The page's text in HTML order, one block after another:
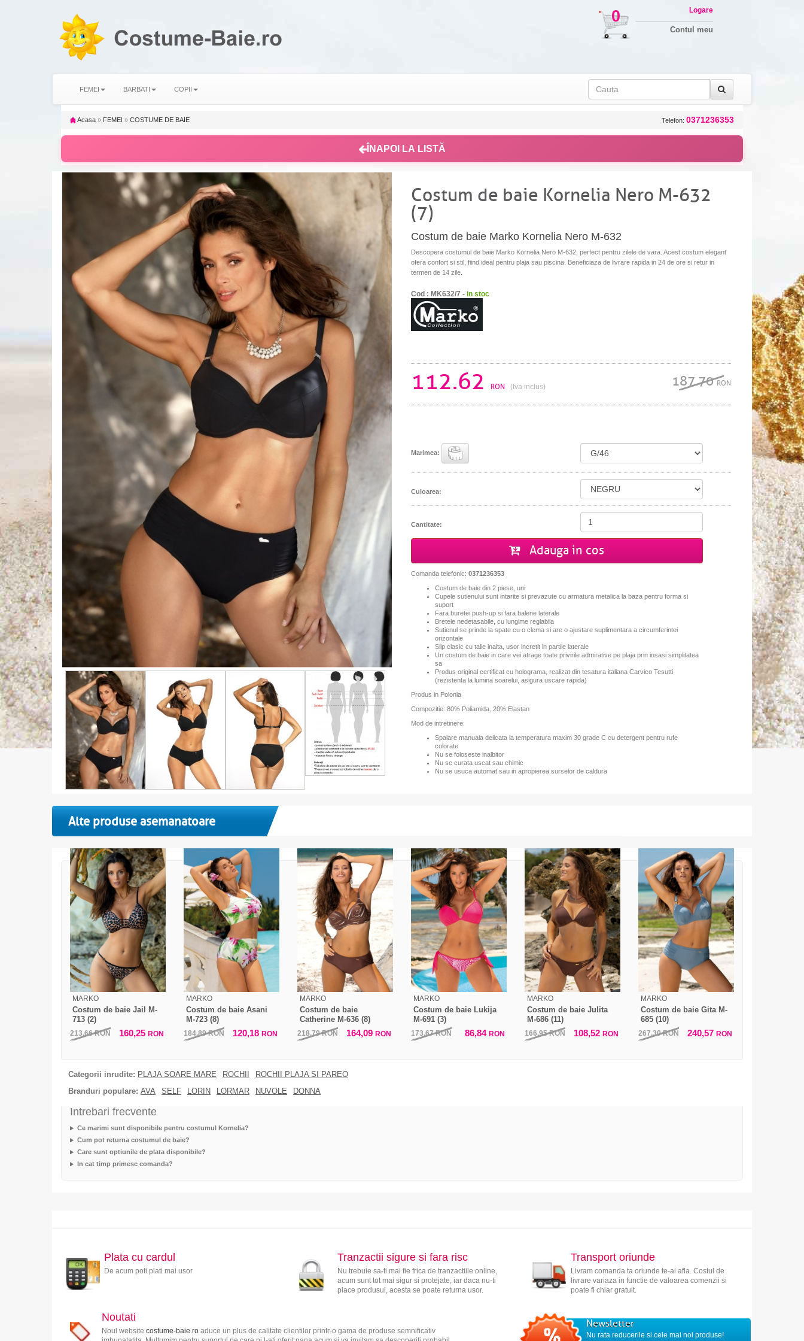
0 Logare
Contul meu
FEMEI BARBATI COPII
Acasa » FEMEI » COSTUME DE BAIE Telefon: 0371236353
ÎNAPOI LA LISTĂ
Costum de baie Kornelia Nero M-632
(7)
Costum de baie Marko Kornelia Nero M-632
Descopera costumul de baie Marko Kornelia Nero M-632, perfect pentru zilele de vara. Acest costum elegant
ofera confort si stil, fiind ideal pentru plaja sau piscina. Beneficiaza de livrare rapida in 24 de ore si retur in
termen de 14 zile.
Cod : MK632/7 - in stoc
112.62 RON (tva inclus) 187.70RON
Marimea:
Culoarea:
Cantitate:
Adauga in cos
Comanda telefonic: 0371236353
Costum de baie din 2 piese, uni
Cupele sutienului sunt intarite si prevazute cu armatura metalica la baza pentru forma si
suport
Fara buretei push-up si fara balene laterale
Bretele nedetasabile, cu lungime reglabila
Sutienul se prinde la spate cu o clema si are o ajustare suplimentara a circumferintei
orizontale
Slip clasic cu talie inalta, usor incretit in partile laterale
Un costum de baie in care vei atrage toate privirile admirative pe plaja prin insasi simplitatea
sa
Produs original certificat cu holograma, realizat din tesatura italiana Carvico Tesutti
(rezistenta la lumina soarelui, asigura uscare rapida)
Produs in Polonia
Compozitie: 80% Poliamida, 20% Elastan
Mod de intretinere:
Spalare manuala delicata la temperatura maxim 30 grade C cu detergent pentru rufe
colorate
Nu se foloseste inalbitor
Nu se curata uscat sau chimic
Nu se usuca automat sau in apropierea surselor de caldura
Alte produse asemanatoare
MARKO
Costum de baie Jail M-
713 (2)
213,66RON 160,25 RON
MARKO
Costum de baie Asani
M-723 (8)
184,89RON 120,18 RON
MARKO
Costum de baie
Catherine M-636 (8)
218,79RON 164,09 RON
MARKO
Costum de baie Lukija
M-691 (3)
173,67RON 86,84 RON
MARKO
Costum de baie Julita
M-686 (11)
166,95RON 108,52 RON
MARKO
Costum de baie Gita M-
685 (10)
267,30RON 240,57 RON
Categorii inrudite: PLAJA SOARE MARE ROCHII
ROCHII PLAJA SI PAREO
Branduri populare: AVA SELF LORIN LORMAR NUVOLE DONNA
Intrebari frecvente
Ce marimi sunt disponibile pentru costumul Kornelia?
Cum pot returna costumul de baie?
Care sunt optiunile de plata disponibile?
In cat timp primesc comanda?
Plata cu cardul
De acum poti plati mai usor
Tranzactii sigure si fara risc
Nu trebuie sa-ti mai fie frica de tranzactiile online,
acum sunt tot mai sigur si protejate, iar daca nu-ti
place produsul, acesta se poate returna usor.
Transport oriunde
Livram comanda ta oriunde te-ai afla. Costul de
livrare variaza in functie de valoarea comenzii si
poate fi chiar gratuit.
Noutati
Noul website costume-baie.roaduce un plus de calitate clientilor printr-o gama de produse semnificativ
Newsletter
Nu rata reducerile si cele mai noi produse!